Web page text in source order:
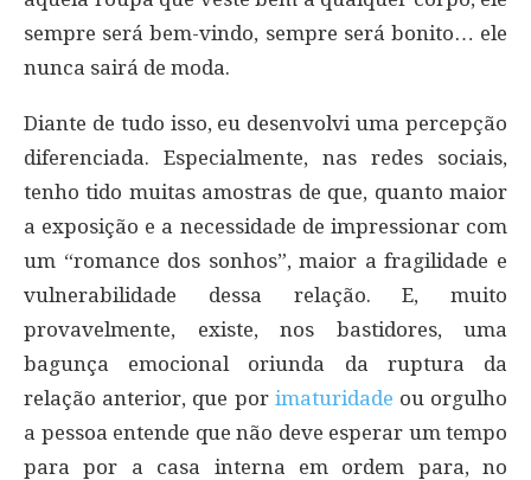
sempre será bem-vindo, sempre será bonito… ele
nunca sairá de moda.
Diante de tudo isso, eu desenvolvi uma percepção
diferenciada. Especialmente, nas redes sociais,
tenho tido muitas amostras de que, quanto maior
a exposição e a necessidade de impressionar com
um “romance dos sonhos”, maior a fragilidade e
vulnerabilidade dessa relação. E, muito
provavelmente, existe, nos bastidores, uma
bagunça emocional oriunda da ruptura da
relação anterior, que por imaturidade ou orgulho
a pessoa entende que não deve esperar um tempo
para por a casa interna em ordem para, no